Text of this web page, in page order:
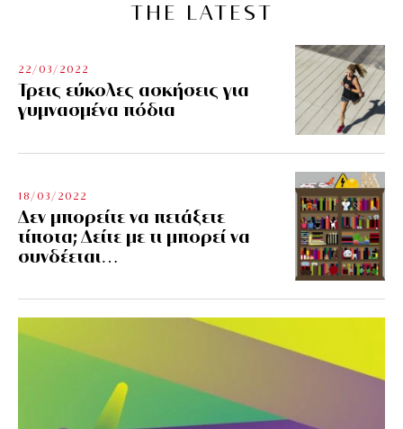
THE LATEST
22/03/2022
Τρεις εύκολες ασκήσεις για
γυμνασμένα πόδια
18/03/2022
Δεν μπορείτε να πετάξετε
τίποτα; Δείτε με τι μπορεί να
συνδέεται…